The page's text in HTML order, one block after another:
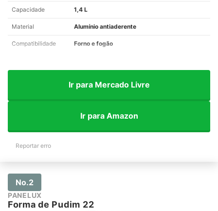
Capacidade 1,4 L
Material Alumínio antiaderente
Compatibilidade Forno e fogão
Ir para Mercado Livre
Ir para Amazon
Reportar erro
No.2
PANELUX
Forma de Pudim 22